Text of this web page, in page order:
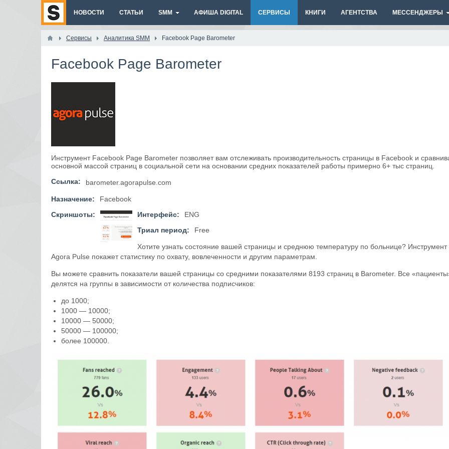
НОВОСТИ СТАТЬИ SMM АФИША DIGITAL СЕРВИСЫ КНИГИ АГЕНТСТВА МЕССЕНДЖЕРЫ
Сервисы Аналитика SMM Facebook Page Barometer
Facebook Page Barometer
Инструмент Facebook Page Barometer позволяет вам отслеживать производительность страницы в Facebook и
основной массой страниц в социальной сети на основании средних показателей работы примерно 6+ тыс страниц.
Ссылка:
barometer.agorapulse.com
Назначение:
Facebook
Скриншоты:
Интерфейс:
ENG
Триал период:
Free
Хотите узнать состояние вашей страницы и среднюю температуру по больнице? Инструмент
Agora Pulse покажет статистику по охвату, вовлеченности и другим параметрам.
Вы можете сравнить показатели вашей страницы со средними показателями 8193 страниц в Barometer. Все
делятся на группы в зависимости от количества подписчиков:
до 1000;
1000 — 10000;
10000 — 50000;
50000 — 100000;
более 100000.